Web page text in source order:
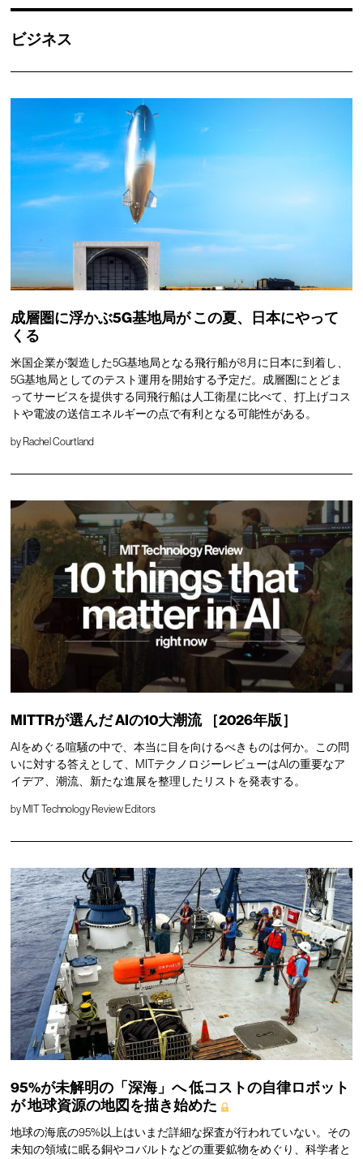
ビジネス
成層圏に浮かぶ5G基地局がこの夏、日本にやって
くる
米国企業が製造した5G基地局となる飛行船が8月に日本に到着し、
5G基地局としてのテスト運用を開始する予定だ。成層圏にとどま
ってサービスを提供する同飛行船は人工衛星に比べて、打上げコス
トや電波の送信エネルギーの点で有利となる可能性がある。
by Rachel Courtland
MITTRが選んだAIの10大潮流［2026年版］
AIをめぐる喧騒の中で、本当に目を向けるべきものは何か。この問
いに対する答えとして、MITテクノロジーレビューはAIの重要なア
イデア、潮流、新たな進展を整理したリストを発表する。
by MIT Technology Review Editors
95%が未解明の「深海」へ低コストの自律ロボット
が地球資源の地図を描き始めた
地球の海底の95%以上はいまだ詳細な探査が行われていない。その
未知の領域に眠る銅やコバルトなどの重要鉱物をめぐり、科学者と